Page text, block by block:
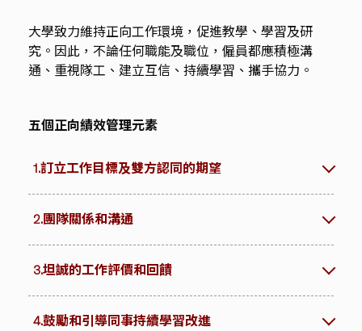
大學致力維持正向工作環境，促進教學、學習及研
究。因此，不論任何職能及職位，僱員都應積極溝
通、重視隊工、建立互信、持續學習、攜手協力。
五個正向績效管理元素
1.訂立工作目標及雙方認同的期望
2.團隊關係和溝通
3.坦誠的工作評價和回饋
4.鼓勵和引導同事持續學習改進